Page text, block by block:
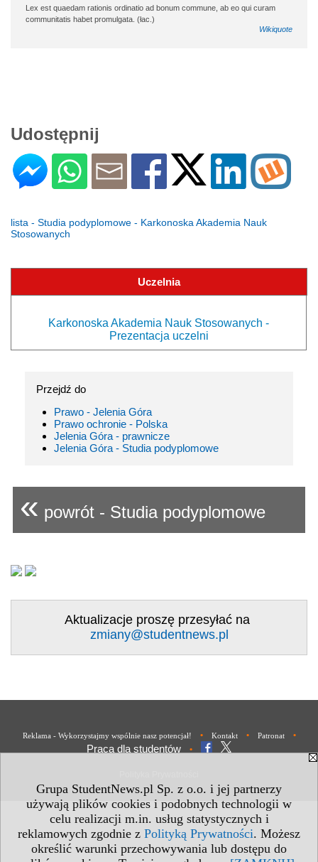
Grupa StudentNews.pl Sp. z o.o. i jej partnerzy
używają plików cookies i podobnych technologii w
celu realizacji m.in. usług statystycznych i
reklamowych zgodnie z Polityką Prywatności. Możesz
określić warunki przechowywania lub dostępu do
Lex est quaedam rationis ordinatio ad bonum commune, ab eo qui curam
communitatis habet promulgata. (łac.)
Wikiquote
Udostępnij
lista - Studia podyplomowe - Karkonoska Akademia Nauk
Stosowanych
Uczelnia
Karkonoska Akademia Nauk Stosowanych -
Prezentacja uczelni
Przejdź do
Prawo - Jelenia Góra
Prawo ochronie - Polska
Jelenia Góra - prawnicze
Jelenia Góra - Studia podyplomowe
« powrót - Studia podyplomowe
Aktualizacje proszę przesyłać na
zmiany@studentnews.pl
Reklama - Wykorzystajmy wspólnie nasz potencjał! • Kontakt • Patronat •
Praca dla studentów •